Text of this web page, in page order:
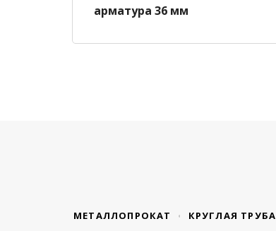
арматура 36 мм
МЕТАЛЛОПРОКАТ КРУГЛАЯ ТРУБА